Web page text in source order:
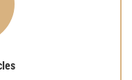
la foi. Le nom même
ce lieu ...